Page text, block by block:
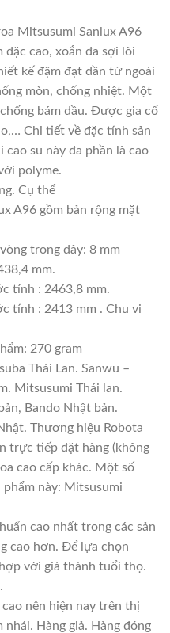
Mitsusumi Sanlux A96
đặc cao, xoắn đa sợi lõi
kế đậm đạt dần từ ngoài
mòn, chống nhiệt. Một
bám dầu. Được gia cố
Chi tiết về đặc tính sản
cao su này đa phần là cao
polyme.
Cụ thể
A96 gồm bản rộng mặt
trong dây: 8 mm
mm.
tính : 2463,8 mm.
tính : 2413 mm . Chu vi
270 gram
Thái Lan. Sanwu –
Mitsusumi Thái lan.
Bando Nhật bản.
Thương hiệu Robota
trực tiếp đặt hàng (không
cao cấp khác. Một số
này: Mitsusumi
cao nhất trong các sản
cao hơn. Để lựa chọn
với giá thành tuổi thọ.
nên hiện nay trên thị
Hàng giả. Hàng đóng